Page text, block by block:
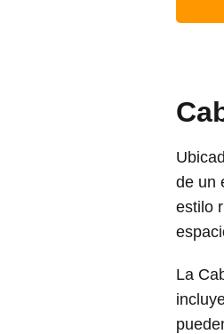
de un
estilo
La